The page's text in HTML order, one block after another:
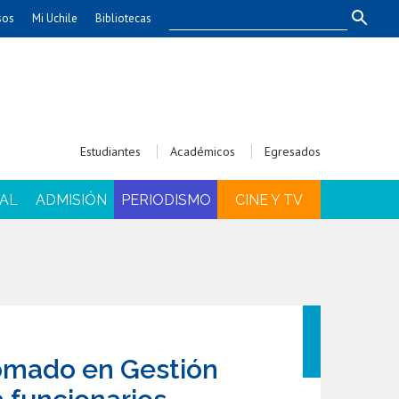
Economía y Negocios
Gobierno
Mi Uchile Bibliotecas
Estudiantes Académicos Egresados
ADMISIÓN PERIODISMO CINE Y TV
en Gestión